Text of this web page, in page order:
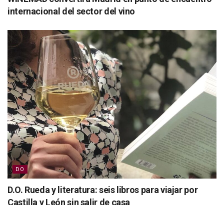
internacional del sector del vino
DO
D.O. Rueda y literatura: seis libros para viajar por
Castilla y León sin salir de casa